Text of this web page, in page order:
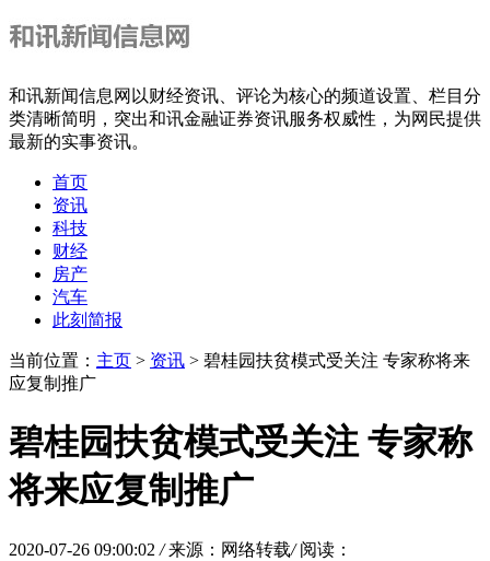
和讯新闻信息网以财经资讯、评论为核心的频道设置、栏目分
类清晰简明，突出和讯金融证券资讯服务权威性，为网民提供
最新的实事资讯。
首页
资讯
科技
财经
房产
汽车
此刻简报
当前位置： 主页 > 资讯 > 碧桂园扶贫模式受关注 专家称将来
应复制推广
碧桂园扶贫模式受关注 专家称
将来应复制推广
2020-07-26 09:00:02 / 来源：网络转载/ 阅读：